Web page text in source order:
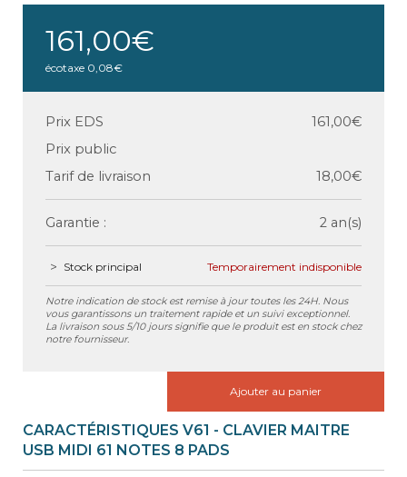
161,00€
écotaxe 0,08€
Prix EDS
161,00€
Prix public
Tarif de livraison
18,00€
Garantie : 2 an(s)
Stock principal Temporairement indisponible
Notre indication de stock est remise à jour toutes les 24H. Nous
vous garantissons un traitement rapide et un suivi exceptionnel.
La livraison sous 5/10 jours signifie que le produit est en stock chez
notre fournisseur.
Ajouter au panier
CARACTÉRISTIQUES V61 - CLAVIER MAITRE
USB MIDI 61 NOTES 8 PADS